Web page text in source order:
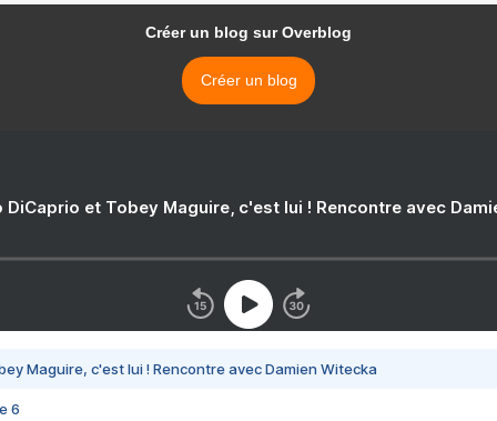
Créer un blog sur Overblog
Créer un blog
DiCaprio et Tobey Maguire, c'est lui ! Rencontre avec
Maguire, c'est lui ! Rencontre avec Damien Witecka
6